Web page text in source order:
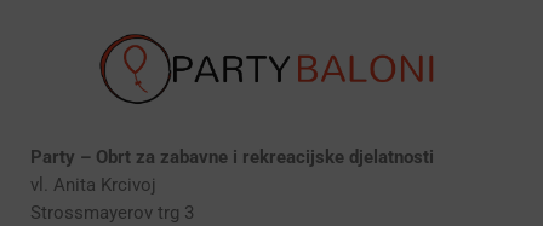
Party – Obrt za zabavne i rekreacijske djelatnosti
vl. Anita Krcivoj
Strossmayerov trg 3